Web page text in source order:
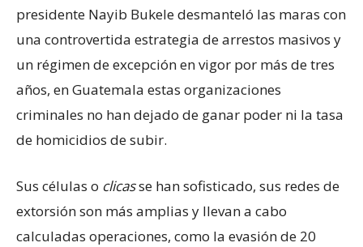
presidente Nayib Bukele desmanteló las maras con
una controvertida estrategia de arrestos masivos y
un régimen de excepción en vigor por más de tres
años, en Guatemala estas organizaciones
criminales no han dejado de ganar poder ni la tasa
de homicidios de subir.
Sus células o clicasse han sofisticado, sus redes de
extorsión son más amplias y llevan a cabo
calculadas operaciones, como la evasión de 20